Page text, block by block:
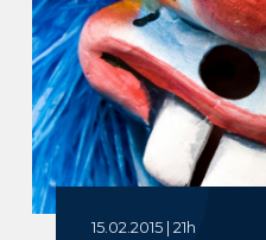
15.02.2015 | 21h